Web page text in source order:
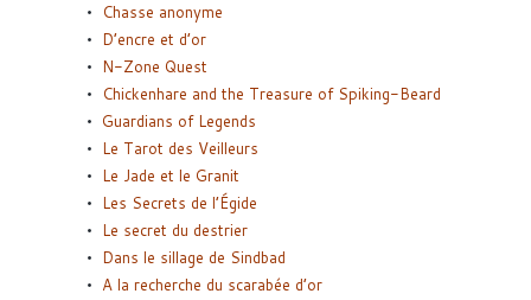
Chasse anonyme
D’encre et d’or
N-Zone Quest
Chickenhare and the Treasure of Spiking-Beard
Guardians of Legends
Le Tarot des Veilleurs
Le Jade et le Granit
Les Secrets de l’Égide
Le secret du destrier
Dans le sillage de Sindbad
A la recherche du scarabée d’or